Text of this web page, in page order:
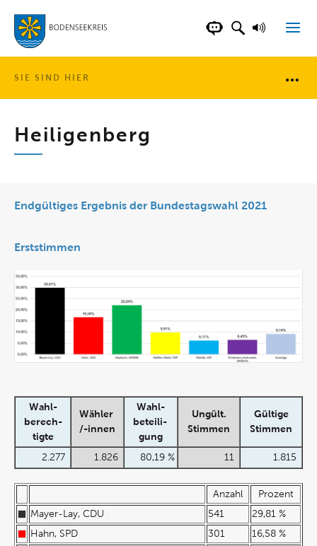
LANDKREISCHATBOT DER
SUCHFELD
SIE SIND HIER
Heiligenberg
Endgültiges Ergebnis der Bundestagswahl 2021
Erststimmen
Wahl-
berech-
tigte
Wähler
/-innen
Wahl-
beteili-
gung
Ungült.
Stimmen
Gültige
Stimmen
2.277 1.826 80,19 % 11 1.815
Anzahl
Prozent
Mayer-Lay, CDU
541
29,81 %
Hahn, SPD
301
16,58 %